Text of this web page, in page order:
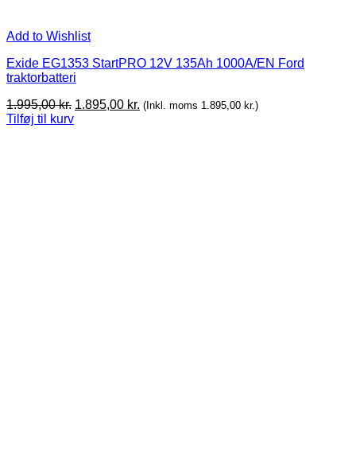
Add to Wishlist
Exide EG1353 StartPRO 12V 135Ah 1000A/EN Ford
traktorbatteri
1.995,00kr. Original
1.895,00 kr. Current
(Inkl. moms 1.895,00 kr.)
Tilføj til kurv